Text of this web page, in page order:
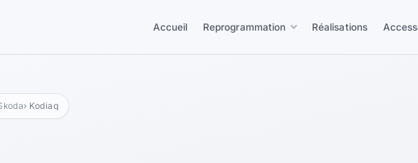
Accueil Reprogrammation Réalisations
› Kodiaq